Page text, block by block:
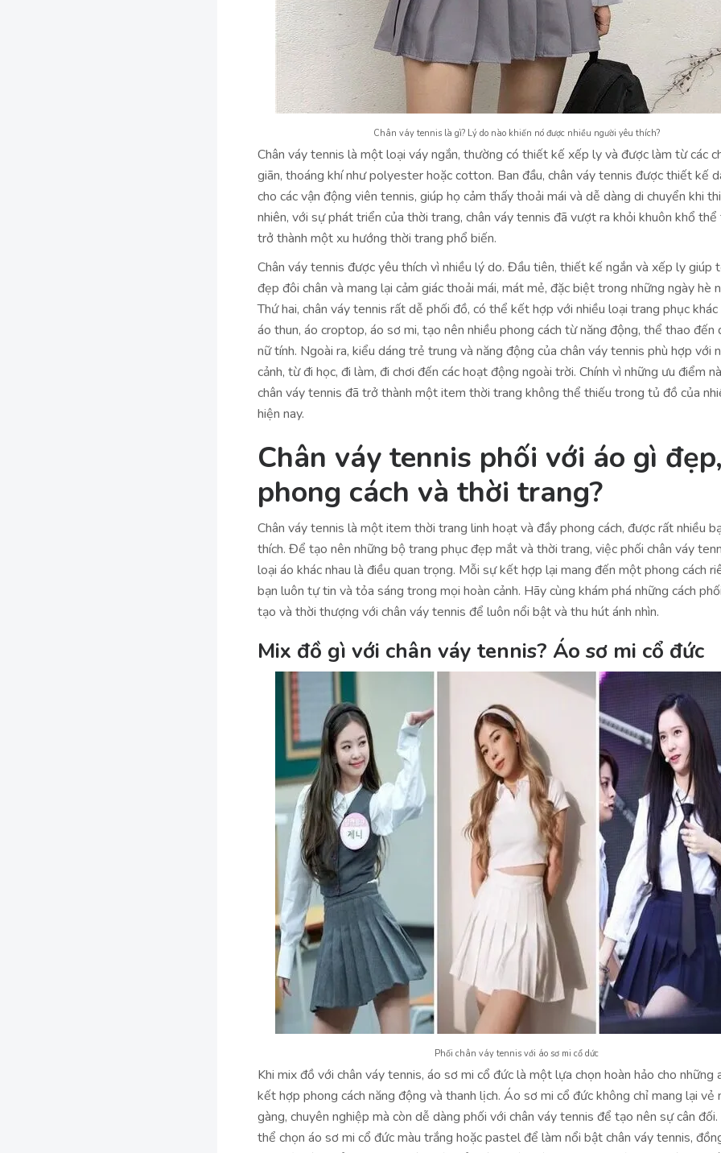
Chân váy tennis là gì? Lý do nào khiến nó được nhiều người yêu thích?
Chân váy tennis là một loại váy ngắn, thường có thiết kế xếp ly và được làm từ các
giãn, thoáng khí như polyester hoặc cotton. Ban đầu, chân váy tennis được thiết kế
cho các vận động viên tennis, giúp họ cảm thấy thoải mái và dễ dàng di chuyển khi
nhiên, với sự phát triển của thời trang, chân váy tennis đã vượt ra khỏi khuôn khổ
trở thành một xu hướng thời trang phổ biến.
Chân váy tennis được yêu thích vì nhiều lý do. Đầu tiên, thiết kế ngắn và xếp ly giúp
đẹp đôi chân và mang lại cảm giác thoải mái, mát mẻ, đặc biệt trong những ngày hè
Thứ hai, chân váy tennis rất dễ phối đồ, có thể kết hợp với nhiều loại trang phục khác
áo thun, áo croptop, áo sơ mi, tạo nên nhiều phong cách từ năng động, thể thao đến
nữ tính. Ngoài ra, kiểu dáng trẻ trung và năng động của chân váy tennis phù hợp với
cảnh, từ đi học, đi làm, đi chơi đến các hoạt động ngoài trời. Chính vì những ưu điểm
chân váy tennis đã trở thành một item thời trang không thể thiếu trong tủ đồ của
hiện nay.
Chân váy tennis phối với áo gì
phong cách và thời trang?
Chân váy tennis là một item thời trang linh hoạt và đầy phong cách, được rất nhiều
thích. Để tạo nên những bộ trang phục đẹp mắt và thời trang, việc phối chân váy
loại áo khác nhau là điều quan trọng. Mỗi sự kết hợp lại mang đến một phong cách
bạn luôn tự tin và tỏa sáng trong mọi hoàn cảnh. Hãy cùng khám phá những cách
tạo và thời thượng với chân váy tennis để luôn nổi bật và thu hút ánh nhìn.
Mix đồ gì với chân váy tennis? Áo sơ mi cổ đức
Phối chân váy tennis với áo sơ mi cổ dức
Khi mix đồ với chân váy tennis, áo sơ mi cổ đức là một lựa chọn hoàn hảo cho những
kết hợp phong cách năng động và thanh lịch. Áo sơ mi cổ đức không chỉ mang lại vẻ
gàng, chuyên nghiệp mà còn dễ dàng phối với chân váy tennis để tạo nên sự cân
thể chọn áo sơ mi cổ đức màu trắng hoặc pastel để làm nổi bật chân váy tennis,